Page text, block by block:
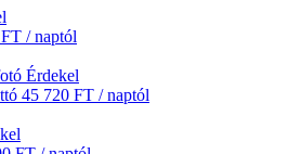
/ naptól
Érdekel
45 720 FT / naptól